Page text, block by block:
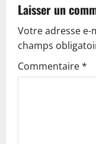
v
i
g
Laisser un
Votre adresse e-
champs
Commentaire*